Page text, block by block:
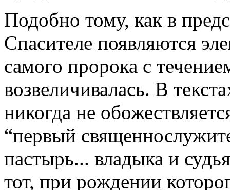
Подобно тому, как в
Спасителе появляются
самого пророка с
возвеличивалась. В
никогда не
“первый
пастырь... владыка и
тот, при рождении